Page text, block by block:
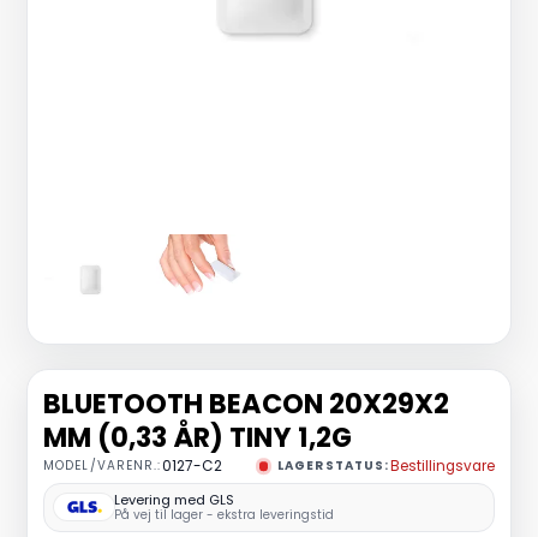
BLUETOOTH BEACON 20X29X2
MM (0,33 ÅR) TINY 1,2G
MODEL/VARENR.:0127-C2 LAGERSTATUS:Bestillingsvare
Levering med GLS
På vej til lager - ekstra leveringstid